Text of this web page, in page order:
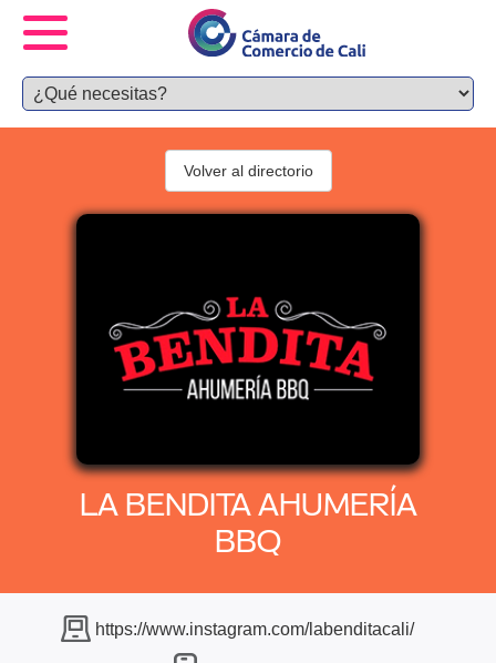
LA BENDITA AHUMERÍA
BBQ
Volver al directorio
https://www.instagram.com/labenditacali/